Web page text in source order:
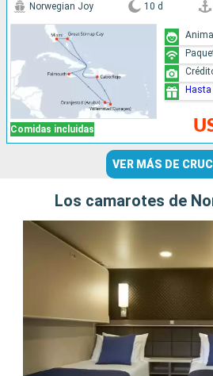
Comidas incluidas
Norwegian Joy 10 d
VER MÁS DE
Los camarotes de